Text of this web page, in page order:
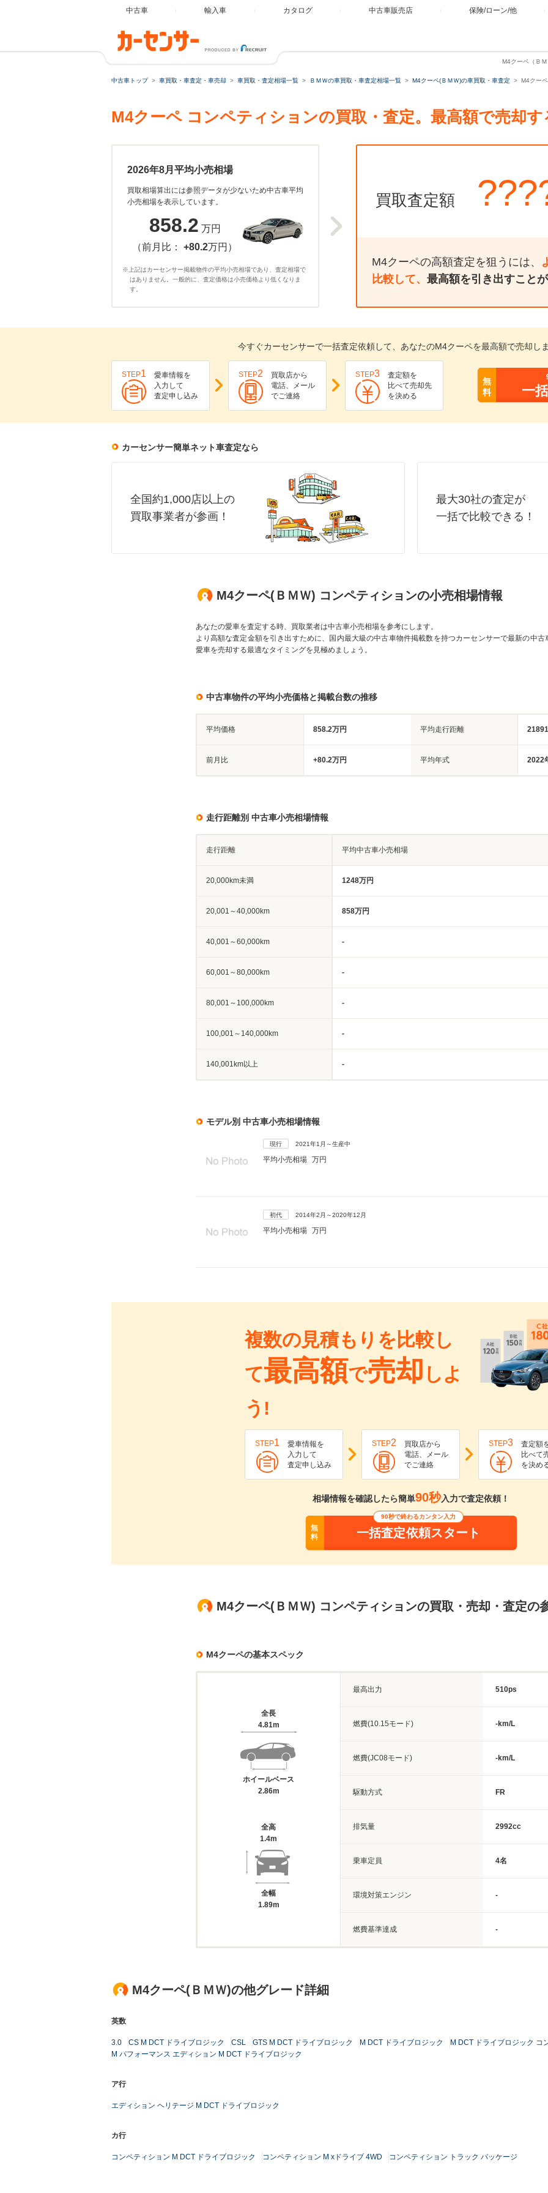
中古車 輸入車 カタログ 中古車販売店 保険/ローン/他
M4クーペ（Ｂ
中古車トップ 車買取・車査定・車売却 車買取・査定相場一覧 ＢＭＷの車買取・車査定相場一覧 M4クーペ(ＢＭＷ)の車買取・車査定 M4クー
M4クーペ コンペティションの買取・査定。最高額で売却す
2026年8月平均小売相場
買取相場算出には参照データが少ないため中古車平均
小売相場を表示しています。
858.2 万円
（前月比： +80.2万円）
※上記はカーセンサー掲載物件の平均小売相場であり、査定相場で
はありません。一般的に、査定価格は小売価格より低くなりま
す。
買取査定額
M4クーペの高額査定を狙うには、
比較して、 最高額を引き出すことが
今すぐカーセンサーで一括査定依頼して、あなたのM4クーペを最高額で売却し
STEP1
愛車情報を
入力して
査定申し込み
STEP2
買取店から
電話、メール
でご連絡
STEP3
査定額を
比べて売却先
を決める
無
料
一
カーセンサー簡単ネット車査定なら
全国約1,000店以上の
買取事業者が参画！
最大30社の査定が
一括で比較できる！
M4クーペ(ＢＭＷ) コンペティションの小売相場情報
あなたの愛車を査定する時、買取業者は中古車小売相場を参考にします。
より高額な査定金額を引き出すために、国内最大級の中古車物件掲載数を持つカーセンサーで最新の中古
愛車を売却する最適なタイミングを見極めましょう。
中古車物件の平均小売価格と掲載台数の推移
平均価格 858.2万円 平均走行距離
前月比 +80.2万円 平均年式 2022
走行距離別 中古車小売相場情報
走行距離 平均中古車小売相場
20,000km未満 1248万円
20,001～40,000km 858万円
40,001～60,000km -
60,001～80,000km -
80,001～100,000km -
100,001～140,000km -
140,001km以上 -
モデル別 中古車小売相場情報
現行 2021年1月～生産中
平均小売相場 万円
初代 2014年2月～2020年12月
平均小売相場 万円
複数の見積もりを比較し
て最高額で売却 しよ
う!
STEP1
愛車情報を
入力して
査定申し込み
STEP2
買取店から
電話、メール
でご連絡
STEP3
査定額
比べて
を決め
相場情報を確認したら簡単90秒入力で査定依頼！
無
料
90秒で終わるカンタン入力
一括査定依頼スタート
M4クーペ(ＢＭＷ) コンペティションの買取・売却・査定の
M4クーペの基本スペック
全長
4.81m
ホイールベース
2.86m
全高
1.4m
全幅
1.89m
最高出力 510ps
燃費(10.15モード) -km/L
燃費(JC08モード) -km/L
駆動方式 FR
排気量 2992cc
乗車定員 4名
環境対策エンジン -
燃費基準達成 -
M4クーペ(ＢＭＷ)の他グレード詳細
英数
3.0 CS M DCT ドライブロジック CSL GTS M DCT ドライブロジック M DCT ドライブロジック
M DCT ドライブロジック コ
M パフォーマンス エディション M DCT ドライブロジック
ア行
エディション ヘリテージ M DCT ドライブロジック
カ行
コンペティション M DCT ドライブロジック コンペティション M xドライブ 4WD コンペティション トラック パッケージ